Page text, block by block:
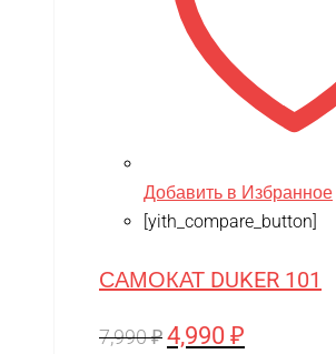
Добавить в Избранное
[yith_compare_button]
САМОКАТ DUKER 101
7,990₽ Первоначальная
4,990 ₽